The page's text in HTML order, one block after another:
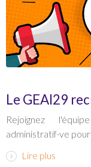
Le GEAI29
Rejoignez
administratif·ve
Lire plus